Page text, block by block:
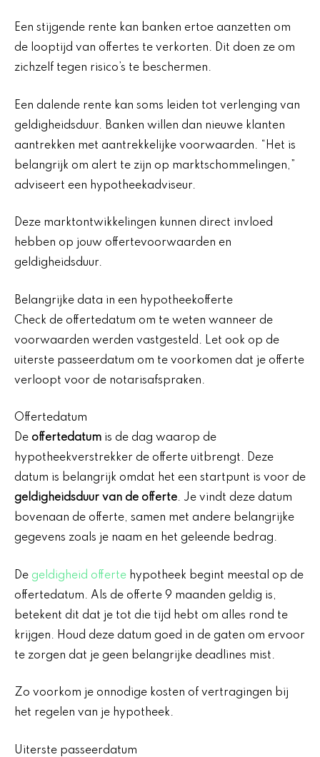
Een stijgende rente kan banken ertoe aanzetten om
de looptijd van offertes te verkorten. Dit doen ze om
zichzelf tegen risico’s te beschermen.
Een dalende rente kan soms leiden tot verlenging van
geldigheidsduur. Banken willen dan nieuwe klanten
aantrekken met aantrekkelijke voorwaarden. “Het is
belangrijk om alert te zijn op marktschommelingen,”
adviseert een hypotheekadviseur.
Deze marktontwikkelingen kunnen direct invloed
hebben op jouw offertevoorwaarden en
geldigheidsduur.
Belangrijke data in een hypotheekofferte
Check de offertedatum om te weten wanneer de
voorwaarden werden vastgesteld. Let ook op de
uiterste passeerdatum om te voorkomen dat je offerte
verloopt voor de notarisafspraken.
Offertedatum
De offertedatum is de dag waarop de
hypotheekverstrekker de offerte uitbrengt. Deze
datum is belangrijk omdat het een startpunt is voor de
geldigheidsduur van de offerte. Je vindt deze datum
bovenaan de offerte, samen met andere belangrijke
gegevens zoals je naam en het geleende bedrag.
De geldigheid offerte hypotheek begint meestal op de
offertedatum. Als de offerte 9 maanden geldig is,
betekent dit dat je tot die tijd hebt om alles rond te
krijgen. Houd deze datum goed in de gaten om ervoor
te zorgen dat je geen belangrijke deadlines mist.
Zo voorkom je onnodige kosten of vertragingen bij
het regelen van je hypotheek.
Uiterste passeerdatum